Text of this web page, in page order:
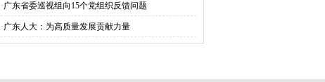
·广东省委巡视组向15个党组织反馈问题
·广东人大：为高质量发展贡献力量